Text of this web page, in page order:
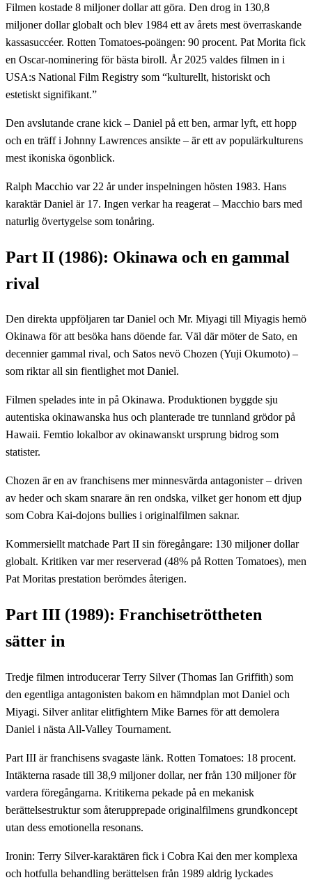
Filmen kostade 8 miljoner dollar att göra. Den drog in 130,8
miljoner dollar globalt och blev 1984 ett av årets mest överraskande
kassasuccéer. Rotten Tomatoes-poängen: 90 procent. Pat Morita fick
en Oscar-nominering för bästa biroll. År 2025 valdes filmen in i
USA:s National Film Registry som “kulturellt, historiskt och
estetiskt signifikant.”
Den avslutande crane kick – Daniel på ett ben, armar lyft, ett hopp
och en träff i Johnny Lawrences ansikte – är ett av populärkulturens
mest ikoniska ögonblick.
Ralph Macchio var 22 år under inspelningen hösten 1983. Hans
karaktär Daniel är 17. Ingen verkar ha reagerat – Macchio bars med
naturlig övertygelse som tonåring.
Part II (1986): Okinawa och en gammal
rival
Den direkta uppföljaren tar Daniel och Mr. Miyagi till Miyagis hemö
Okinawa för att besöka hans döende far. Väl där möter de Sato, en
decennier gammal rival, och Satos nevö Chozen (Yuji Okumoto) –
som riktar all sin fientlighet mot Daniel.
Filmen spelades inte in på Okinawa. Produktionen byggde sju
autentiska okinawanska hus och planterade tre tunnland grödor på
Hawaii. Femtio lokalbor av okinawanskt ursprung bidrog som
statister.
Chozen är en av franchisens mer minnesvärda antagonister – driven
av heder och skam snarare än ren ondska, vilket ger honom ett djup
som Cobra Kai-dojons bullies i originalfilmen saknar.
Kommersiellt matchade Part II sin föregångare: 130 miljoner dollar
globalt. Kritiken var mer reserverad (48% på Rotten Tomatoes), men
Pat Moritas prestation berömdes återigen.
Part III (1989): Franchisetröttheten
sätter in
Tredje filmen introducerar Terry Silver (Thomas Ian Griffith) som
den egentliga antagonisten bakom en hämndplan mot Daniel och
Miyagi. Silver anlitar elitfightern Mike Barnes för att demolera
Daniel i nästa All-Valley Tournament.
Part III är franchisens svagaste länk. Rotten Tomatoes: 18 procent.
Intäkterna rasade till 38,9 miljoner dollar, ner från 130 miljoner för
vardera föregångarna. Kritikerna pekade på en mekanisk
berättelsestruktur som återupprepade originalfilmens grundkoncept
utan dess emotionella resonans.
Ironin: Terry Silver-karaktären fick i Cobra Kai den mer komplexa
och hotfulla behandling berättelsen från 1989 aldrig lyckades